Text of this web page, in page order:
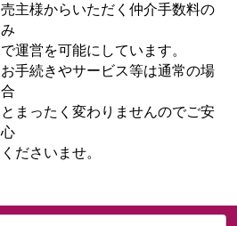
売主様からいただく仲介手数料の
み
で運営を可能にしています。
お手続きやサービス等は通常の場
合
とまったく変わりませんのでご安
心
くださいませ。